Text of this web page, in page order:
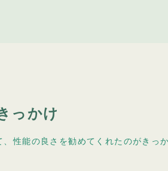
っかけ
性能の良さを勧めてくれたのがきっ